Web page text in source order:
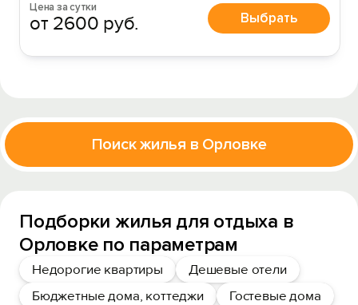
Цена за сутки
от 2600 руб. Выбрать
Поиск жилья в Орловке
Подборки жилья для отдыха в
Орловке по параметрам
Недорогие квартиры
Дешевые отели
Бюджетные дома, коттеджи
Гостевые дома